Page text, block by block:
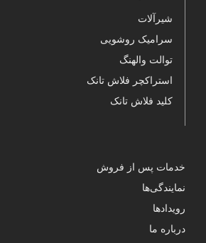
خدمات پس از فروش
نمایندگی‌ها
رویدادها
درباره ما
شیرآلات
سرامیک روشویی
توالت والهنگ
استراکچر فلاش تانک
کلید فلاش تانک